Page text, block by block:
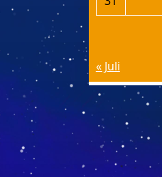
« Juli